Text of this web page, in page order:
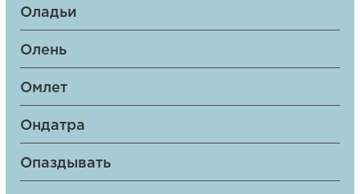
Оладьи
Олень
Омлет
Ондатра
Опаздывать